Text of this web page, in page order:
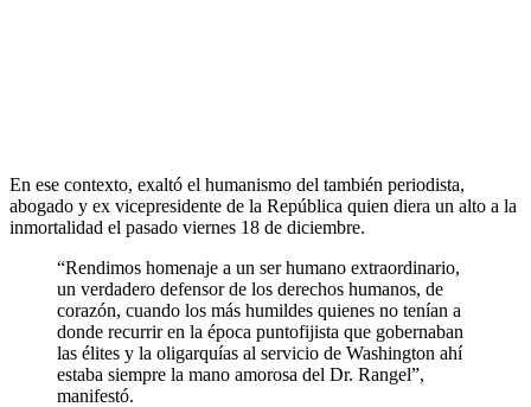
En ese contexto, exaltó el humanismo del también periodista,
abogado y ex vicepresidente de la República quien diera un alto a la
inmortalidad el pasado viernes 18 de diciembre.
“Rendimos homenaje a un ser humano extraordinario,
un verdadero defensor de los derechos humanos, de
corazón, cuando los más humildes quienes no tenían a
donde recurrir en la época puntofijista que gobernaban
las élites y la oligarquías al servicio de Washington ahí
estaba siempre la mano amorosa del Dr. Rangel”,
manifestó.